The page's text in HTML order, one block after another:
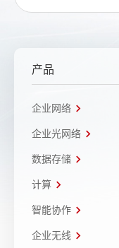
产品
企业网络
企业光网络
数据存储
计算
智能协作
企业无线